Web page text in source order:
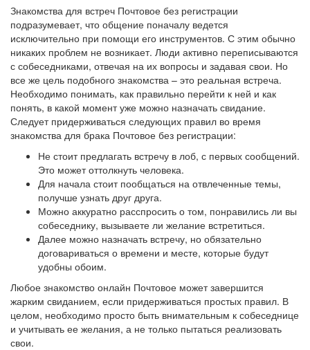
Знакомства для встреч Почтовое без регистрации
подразумевает, что общение поначалу ведется
исключительно при помощи его инструментов. С этим обычно
никаких проблем не возникает. Люди активно переписываются
с собеседниками, отвечая на их вопросы и задавая свои. Но
все же цель подобного знакомства – это реальная встреча.
Необходимо понимать, как правильно перейти к ней и как
понять, в какой момент уже можно назначать свидание.
Следует придерживаться следующих правил во время
знакомства для брака Почтовое без регистрации:
Не стоит предлагать встречу в лоб, с первых сообщений.
Это может оттолкнуть человека.
Для начала стоит пообщаться на отвлеченные темы,
получше узнать друг друга.
Можно аккуратно расспросить о том, понравились ли вы
собеседнику, вызываете ли желание встретиться.
Далее можно назначать встречу, но обязательно
договариваться о времени и месте, которые будут
удобны обоим.
Любое знакомство онлайн Почтовое может завершится
жарким свиданием, если придерживаться простых правил. В
целом, необходимо просто быть внимательным к собеседнице
и учитывать ее желания, а не только пытаться реализовать
свои.